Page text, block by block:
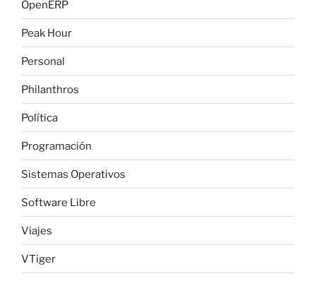
OpenERP
Peak Hour
Personal
Philanthros
Política
Programación
Sistemas Operativos
Software Libre
Viajes
VTiger